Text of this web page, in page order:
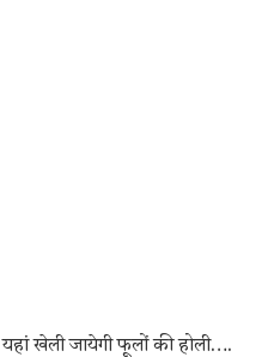
खेली जायेगी फूलों की होली….